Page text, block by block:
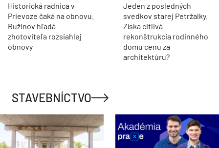
Historická radnica v
Prievoze čaká na obnovu.
Ružinov hľadá
zhotoviteľa rozsiahlej
obnovy
Jeden z posledných
svedkov starej Petržalky.
Získa citlivá
rekonštrukcia rodinného
domu cenu za
architektúru?
STAVEBNÍCTVO